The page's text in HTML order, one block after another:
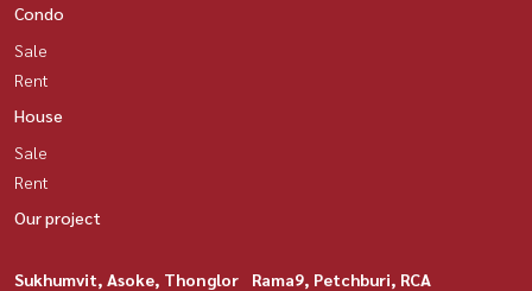
Condo
Sale
Rent
House
Sale
Rent
Our project
Sukhumvit, Asoke, Thonglor
Rama9, Petchburi, RCA